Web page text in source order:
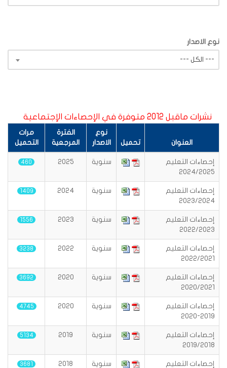
نوع الاصدار
--- الكل ---
نشرات ماقبل 2012 متوفرة في الإحصاءات الإجتماعية
العنوان تحميل
نوع
الاصدار
الفترة
المرجعية
مرات
التحميل
إحصاءات التعليم
2024/2025
سنوية 2025
460
إحصاءات التعليم
2023/2024
سنوية 2024
1409
إحصاءات التعليم
2022/2023
سنوية 2023
1556
إحصاءات التعليم
2022/2021
سنوية 2022
3238
إحصاءات التعليم
2020/2021
سنوية 2020
3692
إحصاءات التعليم
2019-2020
سنوية 2020
4745
إحصاءات التعليم
2019/2018
سنوية 2019
5134
إحصاءات التعليم
سنوية 2018
3681